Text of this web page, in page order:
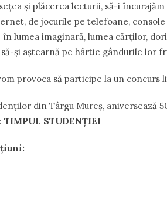
și plăcerea lecturii, să-i
de jocurile pe telefoane, console
lumea imaginară, lumea cărților,
și aștearnă pe hârtie gândurile lor
provoca să participe la un concurs
din Târgu Mureş, aniversează
TIMPUL STUDENȚIEI
: